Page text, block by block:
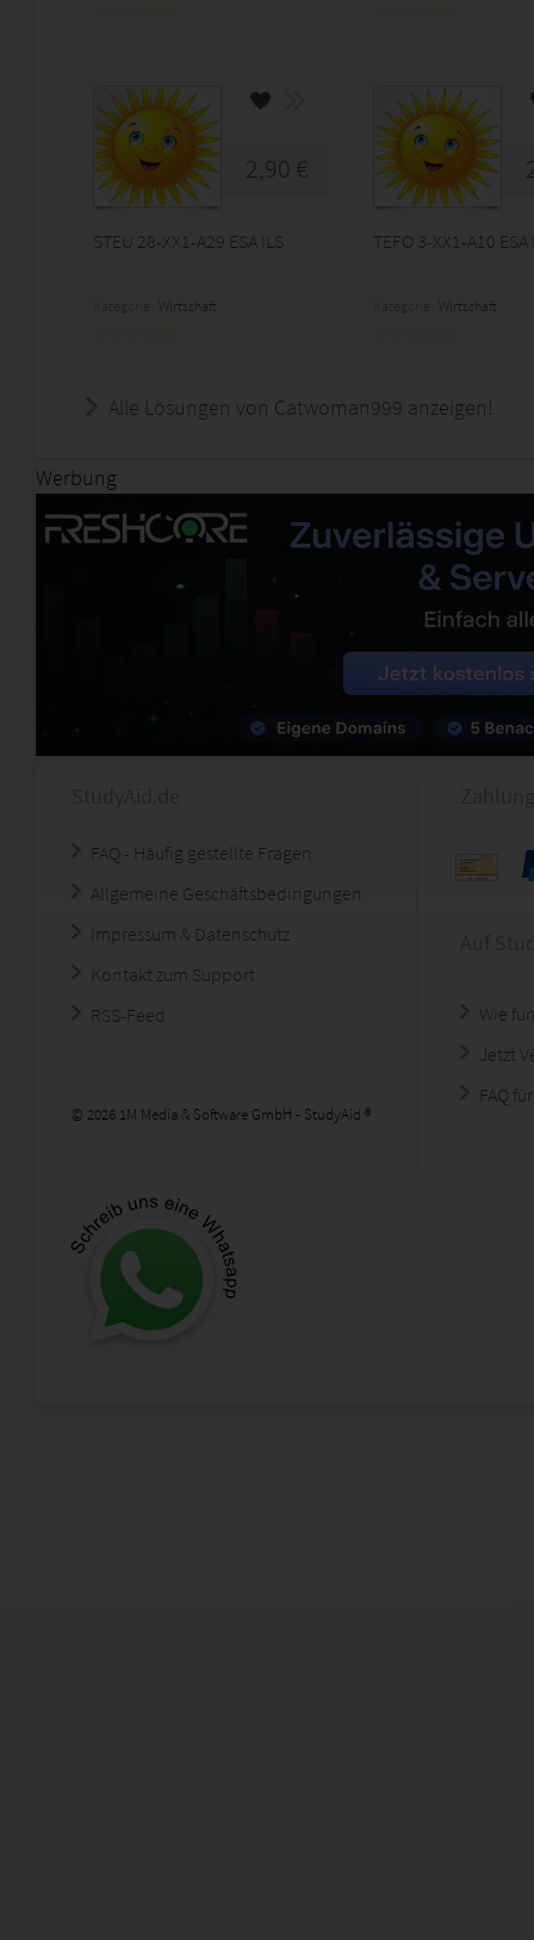
2,90 €
STEU 28-XX1-A29 ESA ILS
Wirtschaft
TEFO 3-XX1-A10 ESA
Wirtschaft
Alle Lösungen von Catwoman999 anzeigen!
Werbung
FAQ - Häufig gestellte Fragen
Allgemeine Geschäftsbedingungen
Impressum & Datenschutz
Kontakt zum Support
RSS-Feed
© 2026 1M Media & Software GmbH - StudyAid ®
Wie
Jetzt
FAQ